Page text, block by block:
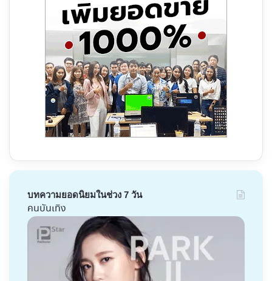
บทความยอดนิยมในช่วง 7 วัน
คนบันเทิง